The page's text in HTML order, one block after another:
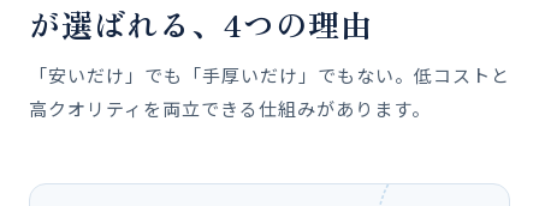
が選ばれる、4つの理由
「安いだけ」でも「手厚いだけ」でもない。低コストと
高クオリティを両立できる仕組みがあります。